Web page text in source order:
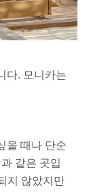
다. 모니카는
을 때나 단순
같은 곳입
지 않았지만